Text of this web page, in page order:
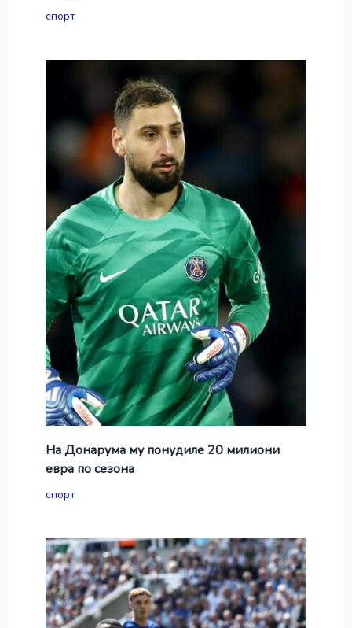
спорт
На Донарума му понудиле 20 милиони
евра по сезона
спорт